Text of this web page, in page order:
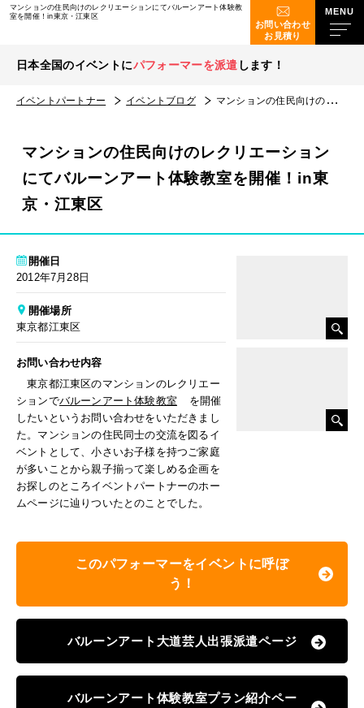
マンションの住民向けのレクリエーションにてバルーンアート体験教
室を開催！in東京・江東区
お問い合わせ
お見積り
日本全国のイベントにパフォーマーを派遣 します！
イベントパートナー イベントブログ マンションの住民向けのレクリエーションにてバルーンアート体験教室を開催！in東京・江東区
マンションの住民向けのレクリエーション
にてバルーンアート体験教室を開催！in東
京・江東区
開催日
2012年7月28日
開催場所
東京都江東区
お問い合わせ内容
東京都江東区のマンションのレクリエー
ションでバルーンアート体験教室
を開催
したいというお問い合わせをいただきまし
た。マンションの住民同士の交流を図るイ
ベントとして、小さいお子様を持つご家庭
が多いことから親子揃って楽しめる企画を
お探しのところイベントパートナーのホー
ムページに辿りついたとのことでした。
このパフォーマーをイベントに呼ぼ
う！
バルーンアート大道芸人出張派遣ページ
バルーンアート体験教室プラン紹介ペー